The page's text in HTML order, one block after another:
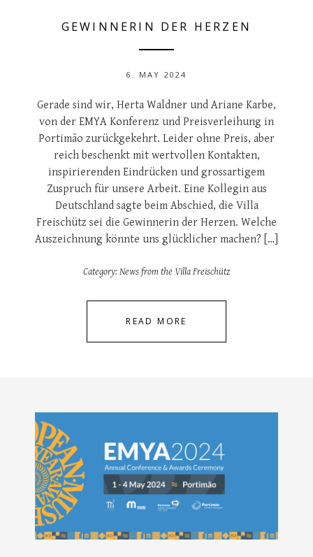
GEWINNERIN DER HERZEN
6. MAY 2024
Gerade sind wir, Herta Waldner und Ariane Karbe,
von der EMYA Konferenz und Preisverleihung in
Portimão zurückgekehrt. Leider ohne Preis, aber
reich beschenkt mit wertvollen Kontakten,
inspirierenden Eindrücken und grossartigem
Zuspruch für unsere Arbeit. Eine Kollegin aus
Deutschland sagte beim Abschied, die Villa
Freischütz sei die Gewinnerin der Herzen. Welche
Auszeichnung könnte uns glücklicher machen? […]
Category:News from the Villa Freischütz
READ MORE